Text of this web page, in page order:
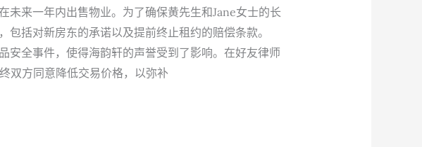
来一年内出售物业。为了确保黄先生和Jane女士的长
括对新房东的承诺以及提前终止租约的赔偿条款。
安全事件，使得海韵轩的声誉受到了影响。在好友律师
双方同意降低交易价格，以弥补